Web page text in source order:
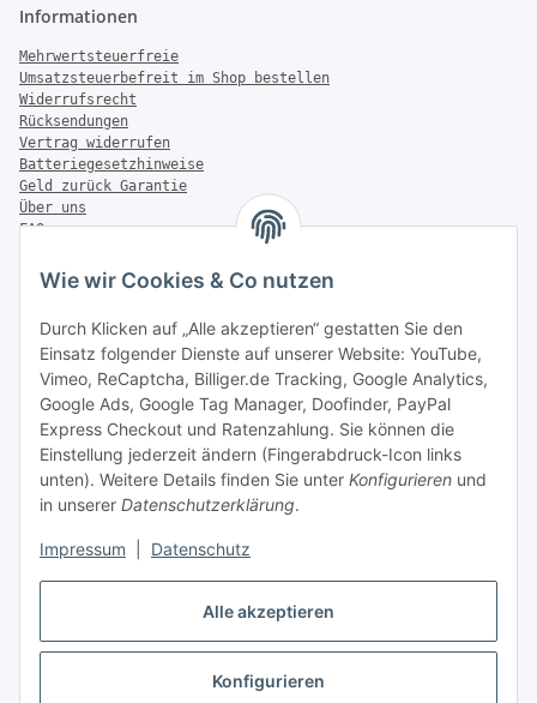
Alle akzeptieren
Konfigurieren
Wie wir Cookies & Co nutzen
Durch Klicken auf „Alle akzeptieren“ gestatten Sie den
Einsatz folgender Dienste auf unserer Website: YouTube,
Vimeo, ReCaptcha, Billiger.de Tracking, Google Analytics,
Google Ads, Google Tag Manager, Doofinder, PayPal
Express Checkout und Ratenzahlung. Sie können die
Einstellung jederzeit ändern (Fingerabdruck-Icon links
unten). Weitere Details finden Sie unter Konfigurieren und
in unserer Datenschutzerklärung.
Impressum Datenschutz
Informationen
Mehrwertsteuerfreie
Umsatzsteuerbefreit im Shop bestellen
Widerrufsrecht
Rücksendungen
Vertrag widerrufen
Batteriegesetzhinweise
Geld zurück Garantie
Über uns
FAQ
Zahlung & Versand
Versandinformationen
Sonstiges